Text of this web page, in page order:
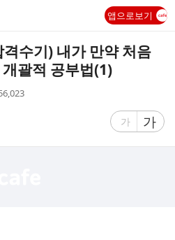
앱으로보기
수기) 내가 만약 처음
괄적 공부법(1)
글
가
글
자
가